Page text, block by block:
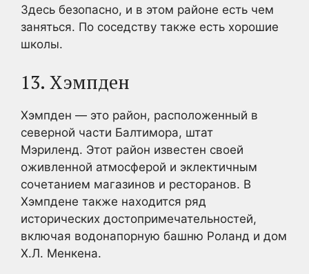
Здесь безопасно, и в этом районе есть чем
заняться. По соседству также есть хорошие
школы.
13. Хэмпден
Хэмпден — это район, расположенный в
северной части Балтимора, штат
Мэриленд. Этот район известен своей
оживленной атмосферой и эклектичным
сочетанием магазинов и ресторанов. В
Хэмпдене также находится ряд
исторических достопримечательностей,
включая водонапорную башню Роланд и дом
Х.Л. Менкена.